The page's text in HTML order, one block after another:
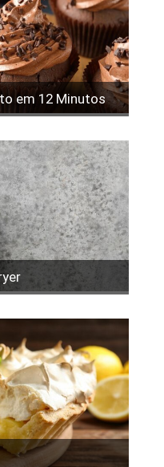
em 12 Minutos